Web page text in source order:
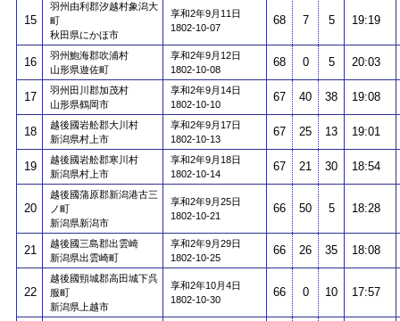
15
羽州由利郡汐越村象潟大
町
秋田県にかほ市
享和2年9月11日
1802-10-07
68 7 5 19:19
16
羽州鮑海郡吹浦村
山形県遊佐町
享和2年9月12日
1802-10-08
68 0 5 20:03
17
羽州田川郡加茂村
山形県鶴岡市
享和2年9月14日
1802-10-10
67 40 38 19:08
18
越後國岩舩郡大川村
新潟県村上市
享和2年9月17日
1802-10-13
67 25 13 19:01
19
越後國岩舩郡寒川村
新潟県村上市
享和2年9月18日
1802-10-14
67 21 30 18:54
20
越後國蒲原郡新潟港古三
ノ町
新潟県新潟市
享和2年9月25日
1802-10-21
66 50 5 18:28
21
越後國三島郡出雲崎
新潟県出雲崎町
享和2年9月29日
1802-10-25
66 26 35 18:08
22
越後國頸城郡高田城下呉
服町
新潟県上越市
享和2年10月4日
1802-10-30
66 0 10 17:57